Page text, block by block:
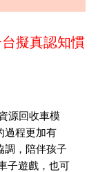
擬真認知慣
源回收車模
過程更加有
調，陪伴孩子
子遊戲，也可